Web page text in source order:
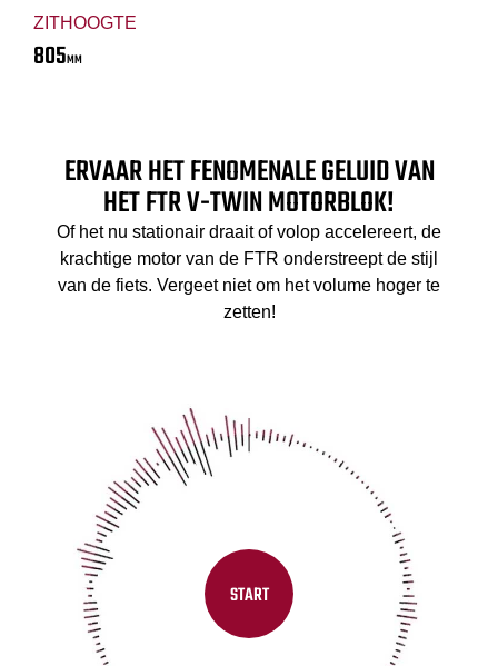
ZITHOOGTE
805MM
ERVAAR HET FENOMENALE GELUID VAN
HET FTR V-TWIN MOTORBLOK!
Of het nu stationair draait of volop accelereert, de
krachtige motor van de FTR onderstreept de stijl
van de fiets. Vergeet niet om het volume hoger te
zetten!
START